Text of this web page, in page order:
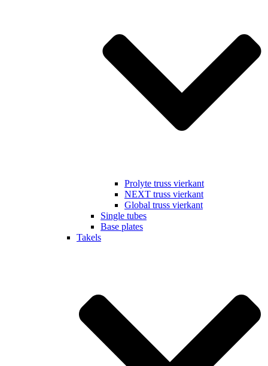
Prolyte truss vierkant
NEXT truss vierkant
Global truss vierkant
Single tubes
Base plates
Takels